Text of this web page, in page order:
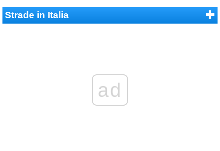
Strade in Italia
ad